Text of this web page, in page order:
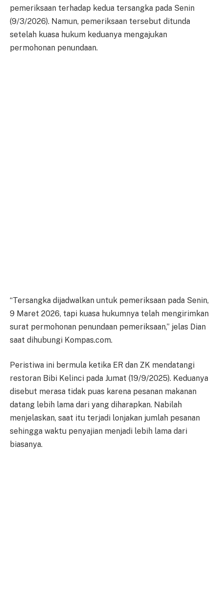
pemeriksaan terhadap kedua tersangka pada Senin
(9/3/2026). Namun, pemeriksaan tersebut ditunda
setelah kuasa hukum keduanya mengajukan
permohonan penundaan.
“Tersangka dijadwalkan untuk pemeriksaan pada Senin,
9 Maret 2026, tapi kuasa hukumnya telah mengirimkan
surat permohonan penundaan pemeriksaan,” jelas Dian
saat dihubungi Kompas.com.
Peristiwa ini bermula ketika ER dan ZK mendatangi
restoran Bibi Kelinci pada Jumat (19/9/2025). Keduanya
disebut merasa tidak puas karena pesanan makanan
datang lebih lama dari yang diharapkan. Nabilah
menjelaskan, saat itu terjadi lonjakan jumlah pesanan
sehingga waktu penyajian menjadi lebih lama dari
biasanya.